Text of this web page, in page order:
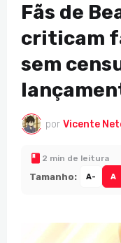
Fãs de
criticam
sem
por Vicente
2 min de leitura
Tamanho: A- A